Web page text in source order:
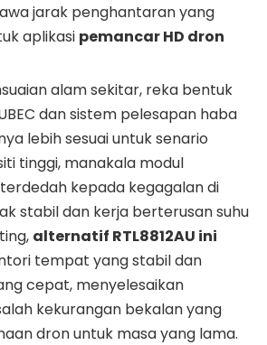
jarak penghantaran yang
aplikasi pemancar HD dron
alam sekitar, reka bentuk
dan sistem pelesapan haba
lebih sesuai untuk senario
tinggi, manakala modul
terdedah kepada kegagalan di
stabil dan kerja berterusan suhu
alternatif RTL8812AU ini
tempat yang stabil dan
cepat, menyelesaikan
kekurangan bekalan yang
dron untuk masa yang lama.